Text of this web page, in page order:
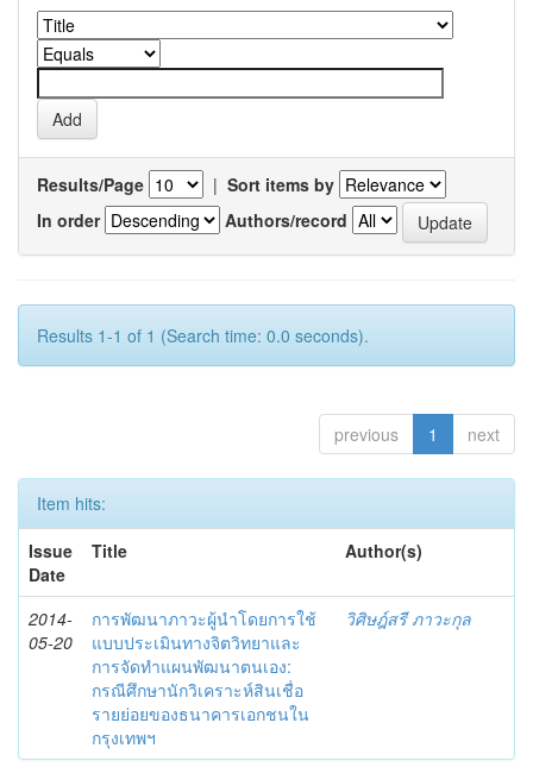
Results/Page | Sort items by
In order
Authors/record
Results 1-1 of 1 (Search time: 0.0 seconds).
previous 1 next
Item hits:
Issue
Date
Title Author(s)
2014-
05-20
การพัฒนาภาวะผู้นำโดยการใช้
แบบประเมินทางจิตวิทยาและ
การจัดทำแผนพัฒนาตนเอง:
กรณีศึกษานักวิเคราะห์สินเชื่อ
รายย่อยของธนาคารเอกชนใน
กรุงเทพฯ
วิศิษฎ์สรี ภาวะกุล